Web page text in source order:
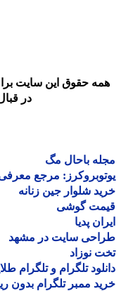
حقوق این سایت
در قبال
باحال مگ
مرجع معرفی
شلوار جین زنانه
گوشی
پدیا
سایت در مشهد
نوزاد
تلگرام و تلگرام طلایی
ممبر تلگرام بدون